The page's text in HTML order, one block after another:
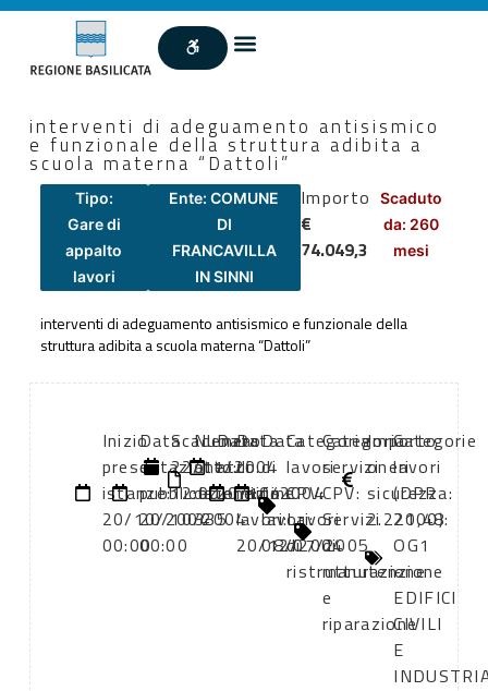
interventi di adeguamento antisismico
e funzionale della struttura adibita a
scuola materna “Dattoli”
Tipo:
Gare di
appalto
lavori
Ente: COMUNE
DI
FRANCAVILLA
IN SINNI
Importo
€
74.049,3
Scaduto
da: 260
mesi
interventi di adeguamento antisismico e funzionale della
struttura adibita a scuola materna “Dattoli”
Inizio
presentazione
istanze:
20/10/2004
00:00
Data
di
pubblicazione:
20/10/2004
00:00
Scadenza:
22/11/2004
12:00
Numero
atto:
determina
335
Data
atto:
20/10/2004
Data
di
inizio
lavori:
20/12/2004
Data
di
fine
lavori:
08/07/2005
Categoria
lavori
CPV:
Lavori
di
ristrutturazione
Categoria
servizi
CPV:
Servizi
di
manutenzione
e
riparazione
Importo
oneri
sicurezza:
2.221,48
Categorie
lavori
(DPR
2000):
OG1
-
EDIFICI
CIVILI
E